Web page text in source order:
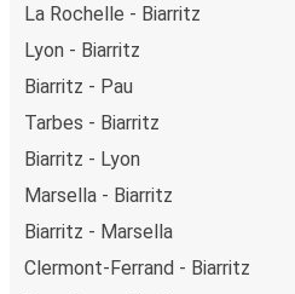
La Rochelle - Biarritz
Lyon - Biarritz
Biarritz - Pau
Tarbes - Biarritz
Biarritz - Lyon
Marsella - Biarritz
Biarritz - Marsella
Clermont-Ferrand - Biarritz